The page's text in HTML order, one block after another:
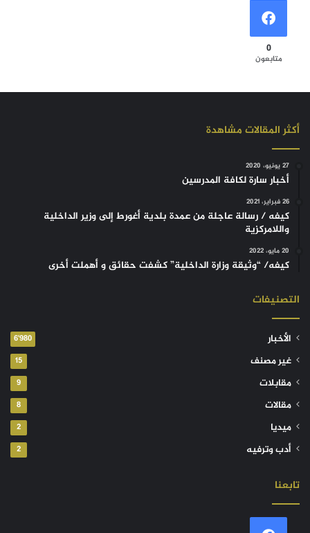
0
متابعون
أكثر المقالات مشاهدة
27 يونيو، 2020
أخبار سارة لكافة المدرسين
26 فبراير، 2021
كيفه / رسالة عاجلة من عمدة بلدية أغورط إلى وزير الداخلية
واللامركزية
20 مايو، 2022
كيفه/ “وثيقة وزارة الداخلية” كشفت حقائق و أهملت أخرى
التصنيفات
الأخبار 6٬980
غير مصنف 15
مقابلات 9
مقالات 8
ميديا 2
أدب وترفيه 2
تابعنا